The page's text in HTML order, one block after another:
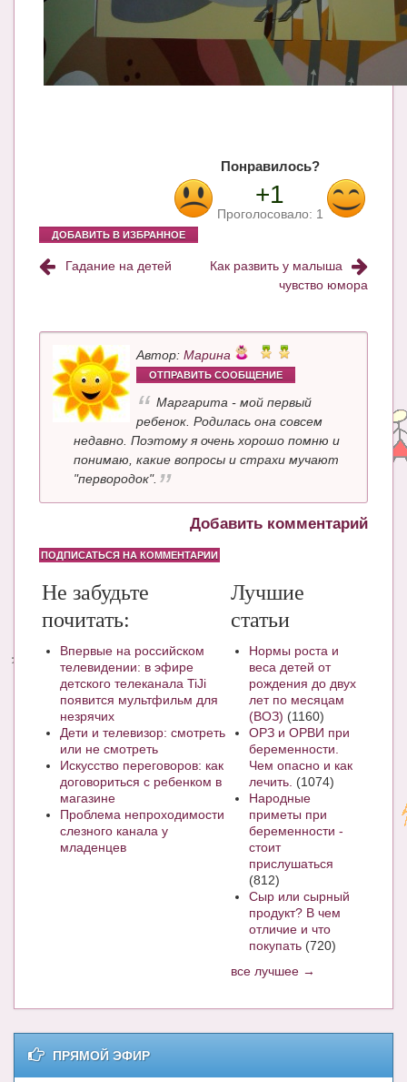
Понравилось?
+1
Проголосовало: 1
ДОБАВИТЬ В ИЗБРАННОЕ
Гадание на детей
Как развить у малыша
чувство юмора
Автор: Марина
ОТПРАВИТЬ СООБЩЕНИЕ
Маргарита - мой первый
ребенок. Родилась она совсем
недавно. Поэтому я очень хорошо помню и
понимаю, какие вопросы и страхи мучают
"первородок".
Добавить комментарий
ПОДПИСАТЬСЯ НА КОММЕНТАРИИ
Не забудьте
почитать:
Впервые на российском
телевидении: в эфире
детского телеканала TiJi
появится мультфильм для
незрячих
Дети и телевизор: смотреть
или не смотреть
Искусство переговоров: как
договориться с ребенком в
магазине
Проблема непроходимости
слезного канала у
младенцев
Лучшие
статьи
Нормы роста и
веса детей от
рождения до двух
лет по месяцам
(ВОЗ) (1160)
ОРЗ и ОРВИ при
беременности.
Чем опасно и как
лечить. (1074)
Народные
приметы при
беременности -
стоит
прислушаться
(812)
Сыр или сырный
продукт? В чем
отличие и что
покупать (720)
все лучшее →
ПРЯМОЙ ЭФИР